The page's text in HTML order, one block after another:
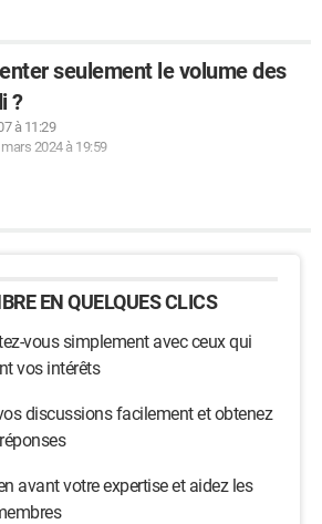
seulement le volume des
?
à 11:29
mars 2024 à 19:59
EN QUELQUES CLICS
vous simplement avec ceux qui
vos intérêts
discussions facilement et obtenez
avant votre expertise et aidez les